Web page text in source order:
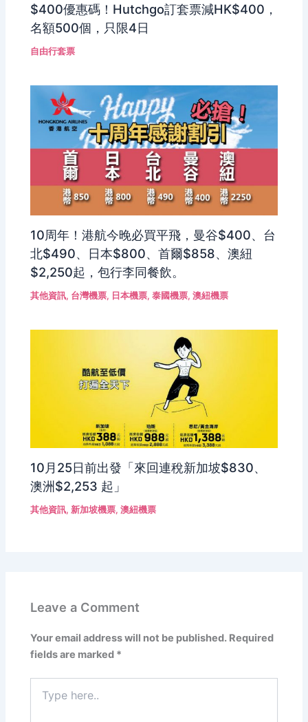
$400優惠碼！Hutchgo訂套票減HK$400，
名額500個，只限4日
自由行套票
10周年！港航今晚必買平飛，曼谷$400、台
北$490、日本$800、首爾$858、澳紐
$2,250起，包行李同餐飲。
其他資訊, 台灣機票, 日本機票,泰國機票,澳紐機票
10月25日前出發「來回連稅新加坡$830、
澳洲$2,253 起」
其他資訊,新加坡機票,澳紐機票
Leave a Comment
Your email address will not be published. Required
fields are marked *
here..